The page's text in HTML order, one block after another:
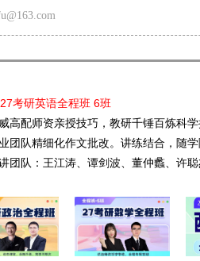
考研英语全程班 6班
高配师资亲授技巧，教研千锤百炼科
团队精细化作文批改。讲练结合，随
团队：王江涛、谭剑波、董仲蠡、许